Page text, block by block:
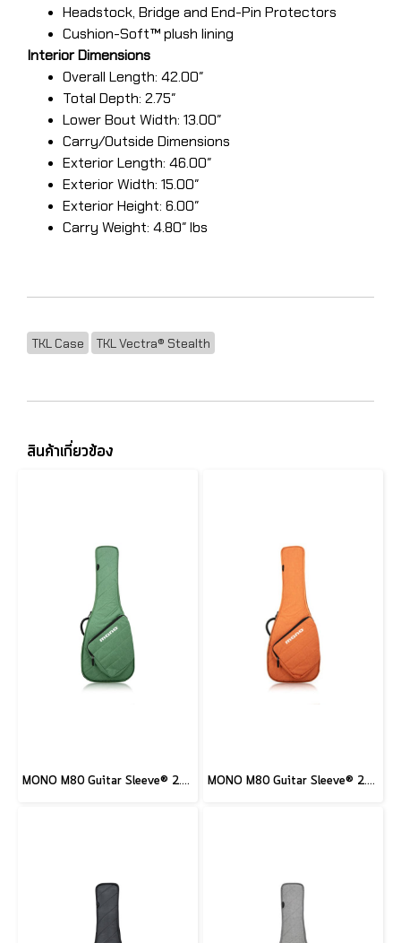
Headstock, Bridge and End-Pin Protectors
Cushion-Soft™ plush lining
Interior Dimensions
Overall Length: 42.00″
Total Depth: 2.75″
Lower Bout Width: 13.00″
Carry/Outside Dimensions
Exterior Length: 46.00″
Exterior Width: 15.00″
Exterior Height: 6.00″
Carry Weight: 4.80″ lbs
TKL Case TKL Vectra® Stealth
สินค้าเกี่ยวข้อง
MONO M80 Guitar Sleeve® 2.0, Amazon Green MONO M80 Guitar Sleeve® 2.0, Burnt Orange